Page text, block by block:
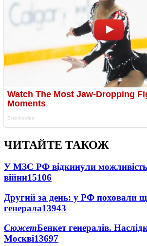
ЧИТАЙТЕ ТАКОЖ
У МЗС РФ відкинули
війни15106
Другий за день: у РФ поховали
генерала13943
СюжетБенкет генералів.
Москві13697